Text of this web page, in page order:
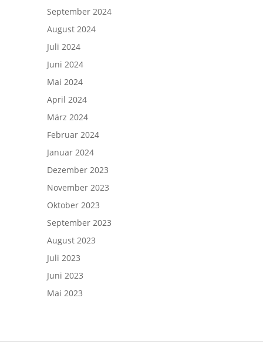
September 2024
August 2024
Juli 2024
Juni 2024
Mai 2024
April 2024
März 2024
Februar 2024
Januar 2024
Dezember 2023
November 2023
Oktober 2023
September 2023
August 2023
Juli 2023
Juni 2023
Mai 2023